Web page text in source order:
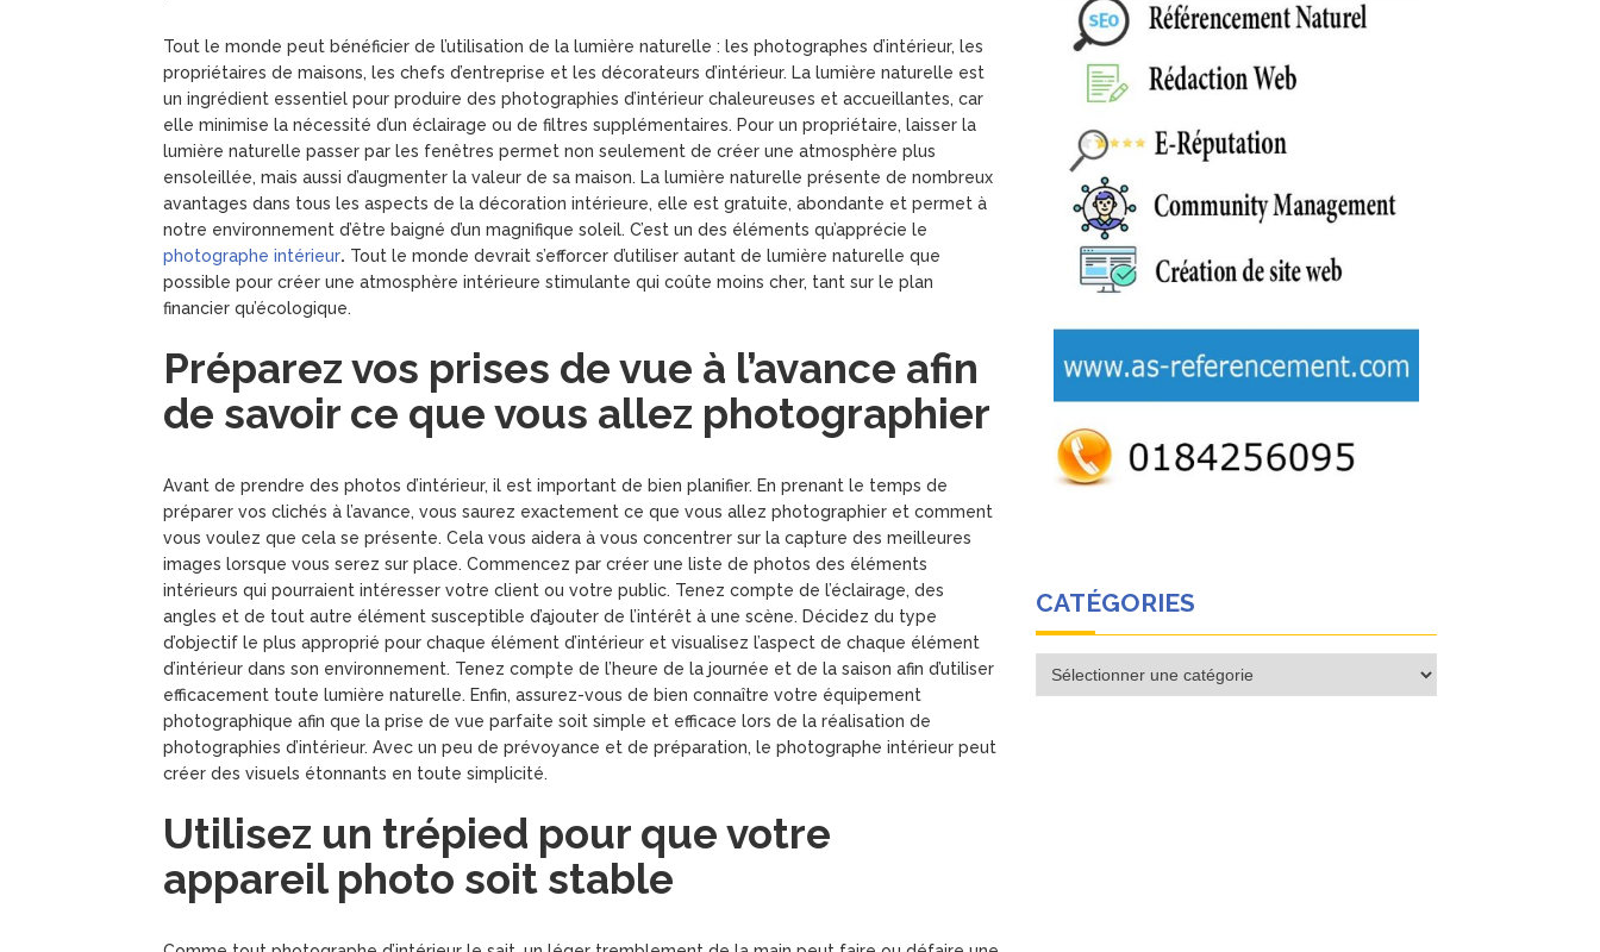
Tout le monde peut bénéficier de l’utilisation de la lumière naturelle : les photographes d’intérieur, les
propriétaires de maisons, les chefs d’entreprise et les décorateurs d’intérieur. La lumière naturelle est
un ingrédient essentiel pour produire des photographies d’intérieur chaleureuses et accueillantes, car
elle minimise la nécessité d’un éclairage ou de filtres supplémentaires. Pour un propriétaire, laisser la
lumière naturelle passer par les fenêtres permet non seulement de créer une atmosphère plus
ensoleillée, mais aussi d’augmenter la valeur de sa maison. La lumière naturelle présente de nombreux
avantages dans tous les aspects de la décoration intérieure, elle est gratuite, abondante et permet à
notre environnement d’être baigné d’un magnifique soleil. C’est un des éléments qu’apprécie le
photographe intérieur. Tout le monde devrait s’efforcer d’utiliser autant de lumière naturelle que
possible pour créer une atmosphère intérieure stimulante qui coûte moins cher, tant sur le plan
financier qu’écologique.
Préparez vos prises de vue à l’avance afin
de savoir ce que vous allez photographier
Avant de prendre des photos d’intérieur, il est important de bien planifier. En prenant le temps de
préparer vos clichés à l’avance, vous saurez exactement ce que vous allez photographier et comment
vous voulez que cela se présente. Cela vous aidera à vous concentrer sur la capture des meilleures
images lorsque vous serez sur place. Commencez par créer une liste de photos des éléments
intérieurs qui pourraient intéresser votre client ou votre public. Tenez compte de l’éclairage, des
angles et de tout autre élément susceptible d’ajouter de l’intérêt à une scène. Décidez du type
d’objectif le plus approprié pour chaque élément d’intérieur et visualisez l’aspect de chaque élément
d’intérieur dans son environnement. Tenez compte de l’heure de la journée et de la saison afin d’utiliser
efficacement toute lumière naturelle. Enfin, assurez-vous de bien connaître votre équipement
photographique afin que la prise de vue parfaite soit simple et efficace lors de la réalisation de
photographies d’intérieur. Avec un peu de prévoyance et de préparation, le photographe intérieur peut
créer des visuels étonnants en toute simplicité.
Utilisez un trépied pour que votre
appareil photo soit stable
CATÉGORIES
Catégories